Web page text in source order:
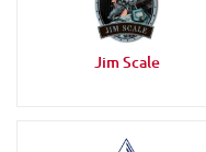
Jim Scale